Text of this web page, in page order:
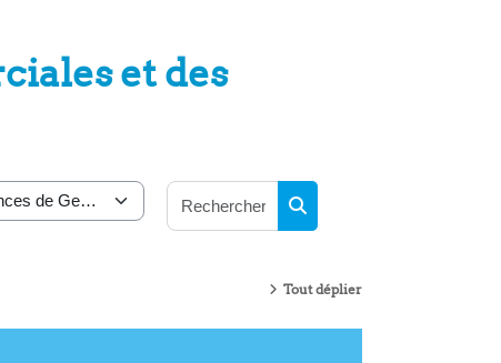
et des
Rechercher des cours
Tout déplier